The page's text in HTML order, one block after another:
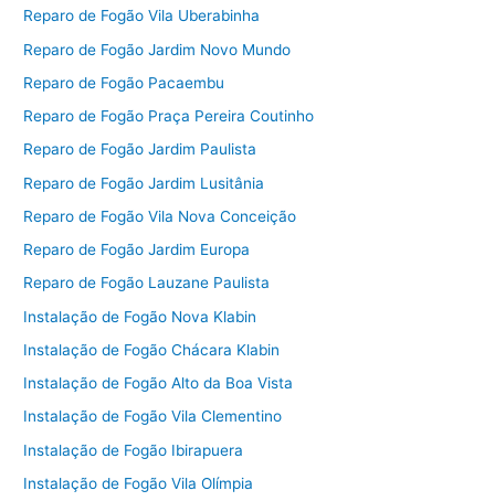
Reparo de Fogão Vila Uberabinha
Reparo de Fogão Jardim Novo Mundo
Reparo de Fogão Pacaembu
Reparo de Fogão Praça Pereira Coutinho
Reparo de Fogão Jardim Paulista
Reparo de Fogão Jardim Lusitânia
Reparo de Fogão Vila Nova Conceição
Reparo de Fogão Jardim Europa
Reparo de Fogão Lauzane Paulista
Instalação de Fogão Nova Klabin
Instalação de Fogão Chácara Klabin
Instalação de Fogão Alto da Boa Vista
Instalação de Fogão Vila Clementino
Instalação de Fogão Ibirapuera
Instalação de Fogão Vila Olímpia